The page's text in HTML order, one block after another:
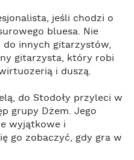
jeśli chodzi o
bluesa. Nie
innych gitarzystów,
gitarzysta, który robi
i duszą.
do Stodoły przyleci w
grupy Dżem. Jego
wyjątkowe i
go zobaczyć, gdy gra w